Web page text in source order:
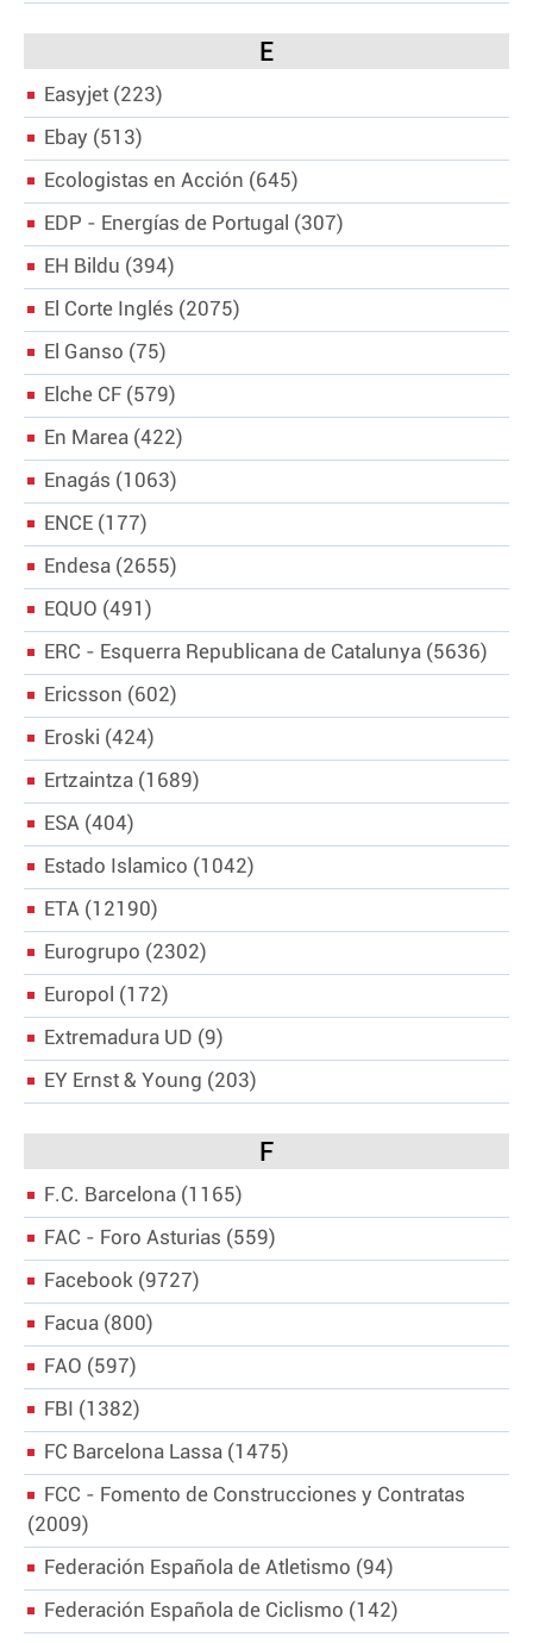
E
Easyjet
223
Ebay
513
Ecologistas en Acción
645
EDP - Energías de Portugal
307
EH Bildu
394
El Corte Inglés
2075
El Ganso
75
Elche CF
579
En Marea 422
Enagás
1063
ENCE
177
Endesa
2655
EQUO
491
ERC - Esquerra Republicana de Catalunya
5636
Ericsson
602
Eroski
424
Ertzaintza
1689
ESA 404
Estado Islamico
1042
ETA
12190
Eurogrupo
2302
Europol
172
Extremadura UD
9
EY Ernst & Young
203
F
F.C. Barcelona
1165
FAC - Foro Asturias
559
Facebook 9727
Facua
800
FAO
597
FBI
1382
FC Barcelona Lassa
1475
FCC - Fomento de Construcciones y Contratas
2009
Federación Española de Atletismo
94
Federación Española de Ciclismo
142